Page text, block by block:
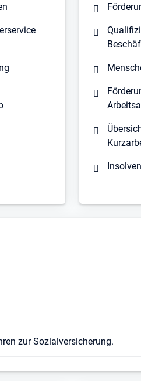
zur Sozialversicherung.